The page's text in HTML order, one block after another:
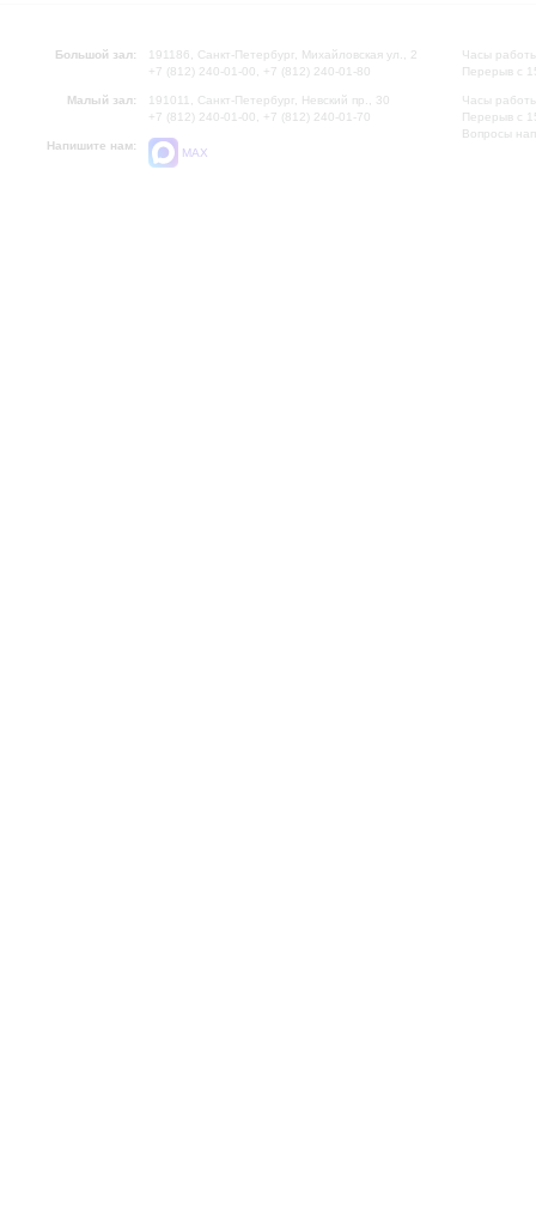
Большой зал:
191186, Санкт-Петербург, Михайловская ул., 2
+7 (812) 240-01-00, +7 (812) 240-01-80
Малый зал:
191011, Санкт-Петербург, Невский пр., 30
+7 (812) 240-01-00, +7 (812) 240-01-70
Напишите нам:
MAX
Часы
Перерыв с
Часы
Перерыв с
Вопросы